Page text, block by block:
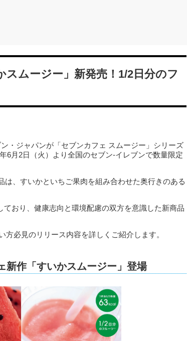
ムージー」新発売！1/2日分のフ
・ジャパンが「セブンカフェ スムージー」シリーズ
6月2日（火）より全国のセブン‐イレブンで数量限定
は、すいかといちご果肉を組み合わせた奥行きのある
おり、健康志向と環境配慮の双方を意識した新商品
必見のリリース内容を詳しくご紹介します。
新作「すいかスムージー」登場